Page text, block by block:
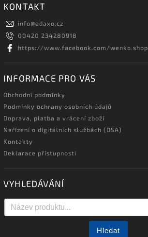
KONTAKT
info@edaxo.cz
00420 234280918
https://www.facebook.com/wenko.shop
INFORMACE PRO VÁS
Obchodní podmínky
Podmínky ochrany osobních údajů
Doprava, platba a vrácení zboží
Nařízení o digitálních službách (DSA)
Kontakty
Deklarace přístupnosti
VYHLEDÁVÁNÍ
Hledat